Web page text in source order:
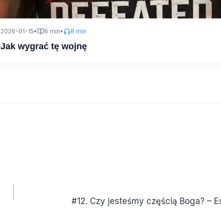
2026-01-15• 6 min• 8 min
Jak wygrać tę wojnę
#12. Czy jesteśmy częścią Boga? –